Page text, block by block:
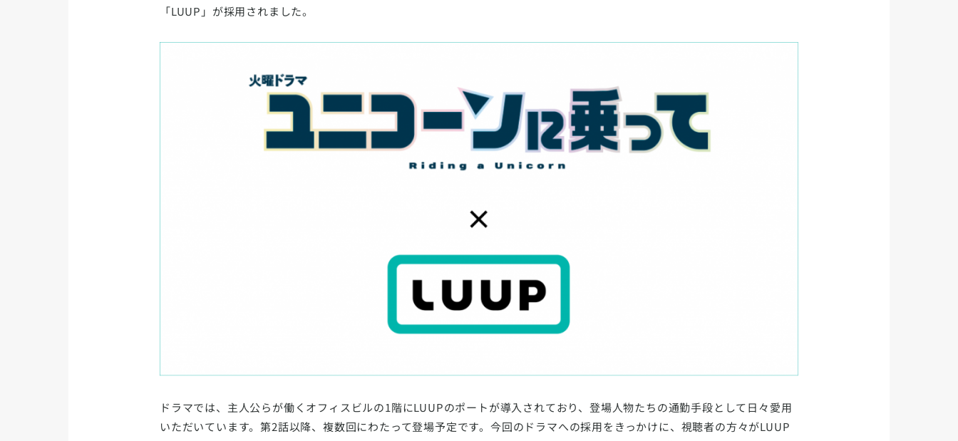
「LUUP」が採用されました。
ドラマでは、主人公らが働くオフィスビルの1階にLUUPのポートが導入されており、登場人物たちの通勤手段として日々愛用
いただいています。第2話以降、複数回にわたって登場予定です。今回のドラマへの採用をきっかけに、視聴者の方々がLUUP